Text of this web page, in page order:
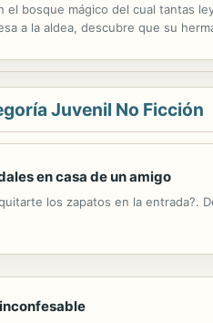
el bosque mágico del cual tantas
a la aldea, descubre que su
Juvenil No Ficción
en casa de un amigo
los zapatos en la entrada?.